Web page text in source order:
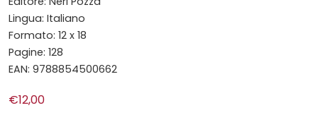
Lingua: Italiano
Formato: 12 x 18
Pagine: 128
EAN: 9788854500662
€12,00